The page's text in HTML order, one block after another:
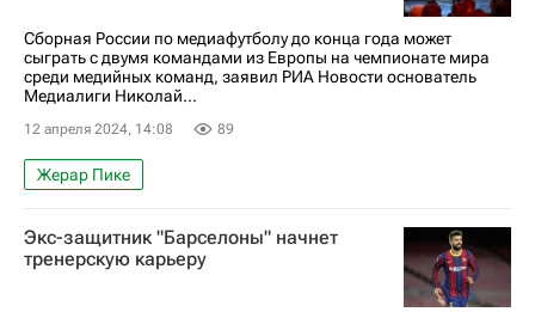
Сборная России по медиафутболу до конца года может
сыграть с двумя командами из Европы на чемпионате мира
среди медийных команд, заявил РИА Новости основатель
Медиалиги Николай...
12 апреля 2024, 14:08 89
Жерар Пике
Экс-защитник "Барселоны" начнет
тренерскую карьеру